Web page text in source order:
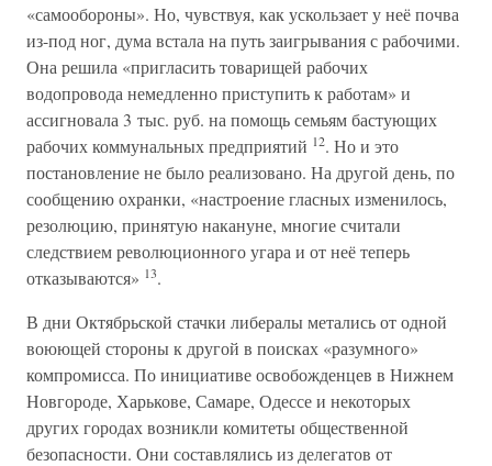
«самообороны». Но, чувствуя, как ускользает у неё почва
из-под ног, дума встала на путь заигрывания с рабочими.
Она решила «пригласить товарищей рабочих
водопровода немедленно приступить к работам» и
ассигновала 3 тыс. руб. на помощь семьям бастующих
рабочих коммунальных предприятий 12. Но и это
постановление не было реализовано. На другой день, по
сообщению охранки, «настроение гласных изменилось,
резолюцию, принятую накануне, многие считали
следствием революционного угара и от неё теперь
отказываются» 13.
В дни Октябрьской стачки либералы метались от одной
воюющей стороны к другой в поисках «разумного»
компромисса. По инициативе освобожденцев в Нижнем
Новгороде, Харькове, Самаре, Одессе и некоторых
других городах возникли комитеты общественной
безопасности. Они составлялись из делегатов от